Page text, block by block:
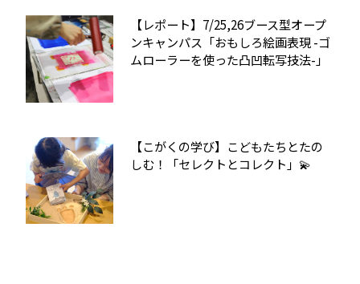
【レポート】7/25,26ブース型オープ
ンキャンパス「おもしろ絵画表現 -ゴ
ムローラーを使った凸凹転写技法-」
【こがくの学び】こどもたちとたの
しむ！「セレクトとコレクト」💫